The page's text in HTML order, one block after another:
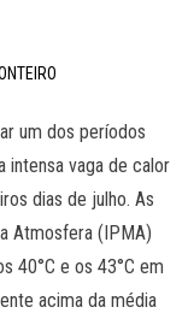
um dos períodos
intensa vaga de calor
dias de julho. As
Atmosfera (IPMA)
40°C e os 43°C em
acima da média